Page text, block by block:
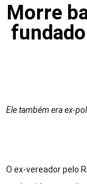
Morre
Ele também era ex-
O ex-vereador pelo